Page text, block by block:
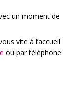
un moment de
vite à l’accueil
ou par téléphone